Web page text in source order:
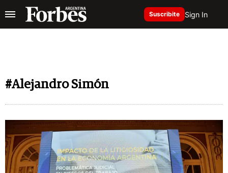
Suscribite Sign In
#Alejandro Simón